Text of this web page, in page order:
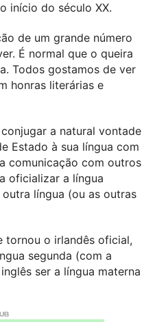
início do século XX.
de um grande número
É normal que o queira
Todos gostamos de ver
honras literárias e
a natural vontade
Estado à sua língua com
comunicação com outros
oficializar a língua
língua (ou as outras
tornou o irlandês oficial,
segunda (com a
ser a língua materna